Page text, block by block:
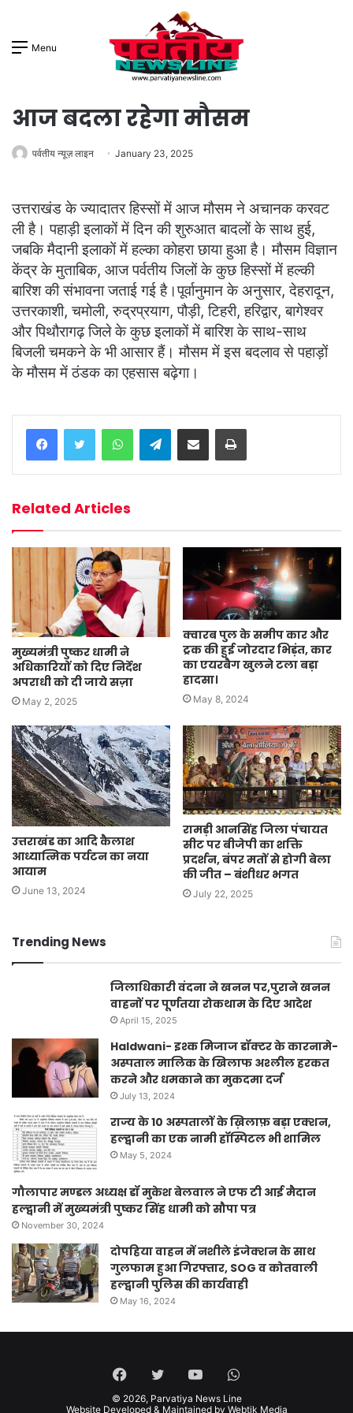
Menu
आज बदला रहेगा मौसम
पर्वतीय न्यूज़ लाइन January 23, 2025
उत्तराखंड के ज्यादातर हिस्सों में आज मौसम ने अचानक करवट
ली है। पहाड़ी इलाकों में दिन की शुरुआत बादलों के साथ हुई,
जबकि मैदानी इलाकों में हल्का कोहरा छाया हुआ है। मौसम विज्ञान
केंद्र के मुताबिक, आज पर्वतीय जिलों के कुछ हिस्सों में हल्की
बारिश की संभावना जताई गई है।पूर्वानुमान के अनुसार, देहरादून,
उत्तरकाशी, चमोली, रुद्रप्रयाग, पौड़ी, टिहरी, हरिद्वार, बागेश्वर
और पिथौरागढ़ जिले के कुछ इलाकों में बारिश के साथ-साथ
बिजली चमकने के भी आसार हैं। मौसम में इस बदलाव से पहाड़ों
के मौसम में ठंडक का एहसास बढ़ेगा।
WhatsAppTelegramShare via Email Print
Related Articles
मुख्यमंत्री पुष्कर धामी ने
अधिकारियों को दिए निर्देश
अपराधी को दी जाये सज़ा
May 2, 2025
क्वारब पुल के समीप कार और
ट्रक की हुई जोरदार भिड़ंत, कार
का एयरबैग खुलने टला बड़ा
हादसा।
May 8, 2024
उत्तराखंड का आदि कैलाश
आध्यात्मिक पर्यटन का नया
आयाम
June 13, 2024
रामड़ी आनसिंह जिला पंचायत
सीट पर बीजेपी का शक्ति
प्रदर्शन, बंपर मतों से होगी बेला
की जीत – बंशीधर भगत
July 22, 2025
Trending News
जिलाधिकारी वंदना ने खनन पर,पुराने खनन
वाहनों पर पूर्णतया रोकथाम के दिए आदेश
April 15, 2025
Haldwani- इश्क मिजाज डॉक्टर के कारनामे-
अस्पताल मालिक के खिलाफ अश्लील हरकत
करने और धमकाने का मुकदमा दर्ज
July 13, 2024
राज्य के 10 अस्पतालों के ख़िलाफ़ बड़ा एक्शन,
हल्द्वानी का एक नामी हॉस्पिटल भी शामिल
May 5, 2024
गौलापार मण्डल अध्यक्ष डॉ मुकेश बेलवाल ने एफ टी आई मैदान
हल्द्वानी में मुख्यमंत्री पुष्कर सिंह धामी को सौपा पत्र
November 30, 2024
दोपहिया वाहन में नशीले इंजेक्शन के साथ
गुलफाम हुआ गिरफ्तार, SOG व कोतवाली
हल्द्वानी पुलिस की कार्यवाही
May 16, 2024
Facebook
TwitterYouTubeWhatsApp
© 2026, Parvatiya News Line
Website Developed & Maintained by Webtik Media